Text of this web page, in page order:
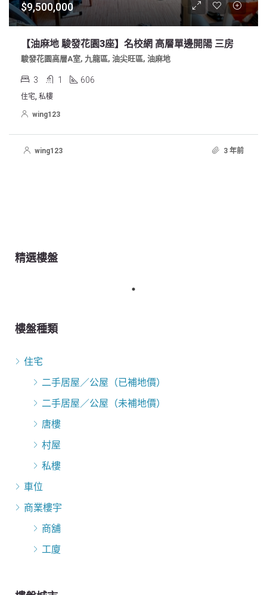
$9,500,000
【油麻地 駿發花園3座】名校網 高層單邊開陽 三房
駿發花園高層A室, 九龍區, 油尖旺區, 油麻地
3 1 606
住宅, 私樓
wing123
wing123 3 年前
精選樓盤
樓盤種類
住宅
二手居屋／公屋（已補地價）
二手居屋／公屋（未補地價）
唐樓
村屋
私樓
車位
商業樓宇
商舖
工廈